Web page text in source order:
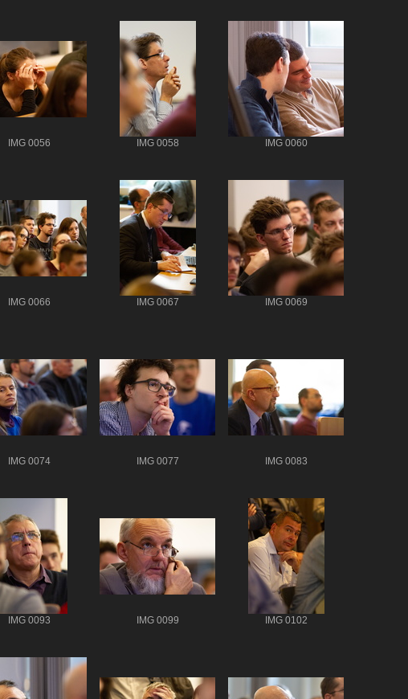
IMG 0056 IMG 0058 IMG 0060
IMG 0066 IMG 0067 IMG 0069
IMG 0074 IMG 0077 IMG 0083
IMG 0093 IMG 0099 IMG 0102